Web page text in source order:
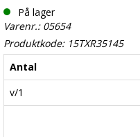
På lager
Varenr.: 05654
Produktkode: 15TXR35145
Antal
v/1